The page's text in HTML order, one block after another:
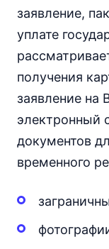
заявление,
уплате
получения
заявление на
электронный
документов
временного